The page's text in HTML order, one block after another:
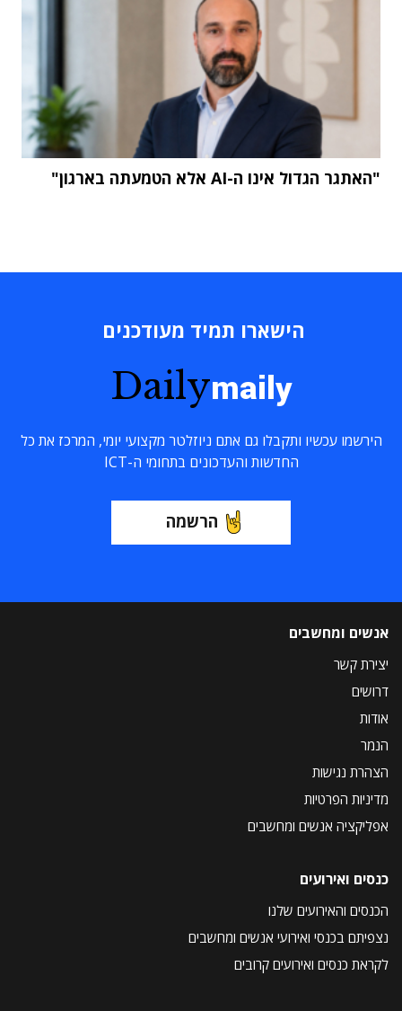
"האתגר הגדול אינו ה-AI אלא הטמעתה בארגון"
הישארו תמיד מעודכנים
Dailymaily
הירשמו עכשיו ותקבלו גם אתם ניוזלטר מקצועי יומי, המרכז את כל
החדשות והעדכונים בתחומי ה-ICT
הרשמה
אנשים ומחשבים
יצירת קשר
דרושים
אודות
הנמר
הצהרת נגישות
מדיניות הפרטיות
אפליקציה אנשים ומחשבים
כנסים ואירועים
הכנסים והאירועים שלנו
נצפיתם בכנסי ואירועי אנשים ומחשבים
לקראת כנסים ואירועים קרובים